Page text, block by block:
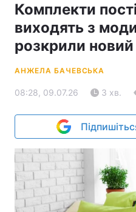
Комплекти
виходять з
розкрили
АНЖЕЛА БАЧЕВСЬКА
08:28, 09.07.26 3 хв.